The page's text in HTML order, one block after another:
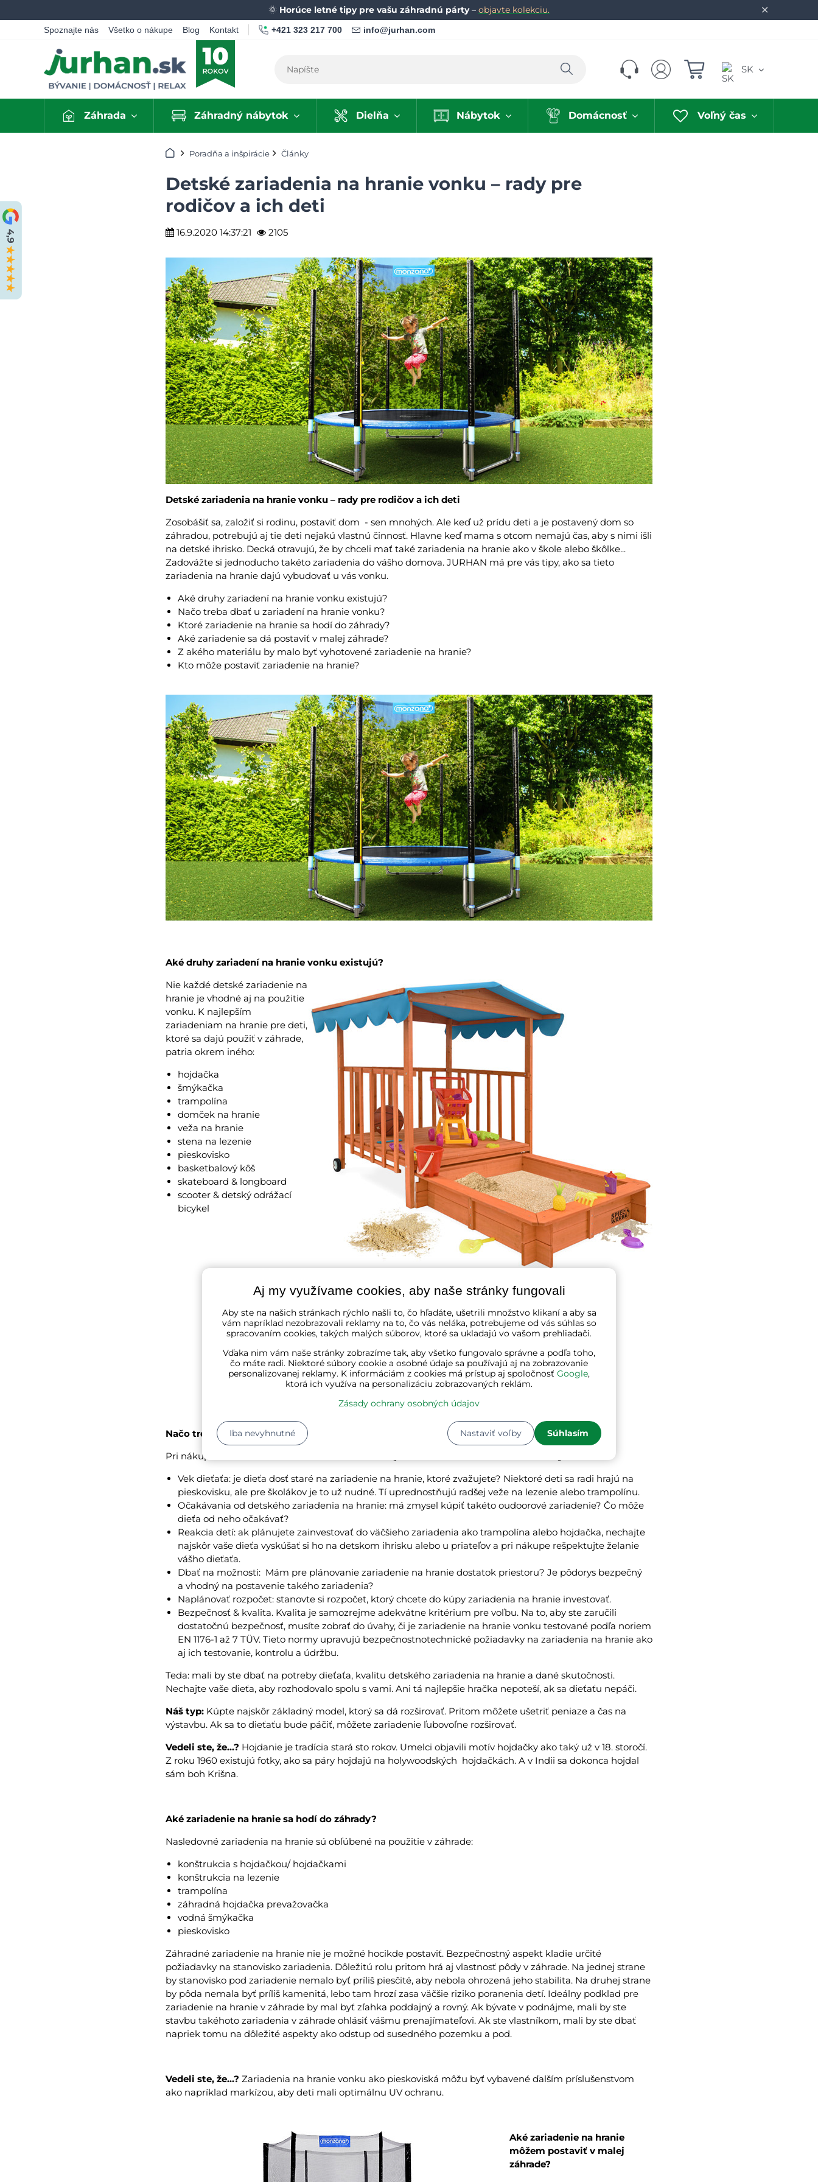
✕
🌞 Horúce letné tipy pre vašu záhradnú párty– objavte kolekciu.
Spoznajte nás Všetko o nákupe Blog Kontakt +421 323 217 700 info@jurhan.com
Hľadať SK
Záhrada Záhradný nábytok Dielňa Nábytok Domácnosť Voľný čas
Úvod Poradňa a inšpirácie Články
Detské zariadenia na hranie vonku – rady pre
rodičov a ich deti
16.9.2020 14:37:21 2105
Detské zariadenia na hranie vonku – rady pre rodičov a ich deti
Zosobášiť sa, založiť si rodinu, postaviť dom - sen mnohých. Ale keď už prídu deti a je postavený dom so
záhradou, potrebujú aj tie deti nejakú vlastnú činnosť. Hlavne keď mama s otcom nemajú čas, aby s nimi išli
na detské ihrisko. Decká otravujú, že by chceli mať také zariadenia na hranie ako v škole alebo škôlke...
Zadovážte si jednoducho takéto zariadenia do vášho domova. JURHAN má pre vás tipy, ako sa tieto
zariadenia na hranie dajú vybudovať u vás vonku.
Aké druhy zariadení na hranie vonku existujú?
Načo treba dbať u zariadení na hranie vonku?
Ktoré zariadenie na hranie sa hodí do záhrady?
Aké zariadenie sa dá postaviť v malej záhrade?
Z akého materiálu by malo byť vyhotovené zariadenie na hranie?
Kto môže postaviť zariadenie na hranie?
Aké druhy zariadení na hranie vonku existujú?
Nie každé detské zariadenie na
hranie je vhodné aj na použitie
vonku. K najlepším
zariadeniam na hranie pre deti,
ktoré sa dajú použiť v záhrade,
patria okrem iného:
hojdačka
šmýkačka
trampolína
domček na hranie
veža na hranie
stena na lezenie
pieskovisko
basketbalový kôš
skateboard & longboard
scooter & detský odrážací
bicykel
Načo treba dbať pri detských zariadeniach na hranie vonku?
Pri nákupe detského zariadenia na hranie vonku by ste mali dbať na nasledovné faktory:
Vek dieťaťa: je dieťa dosť staré na zariadenie na hranie, ktoré zvažujete? Niektoré deti sa radi hrajú na
pieskovisku, ale pre školákov je to už nudné. Tí uprednostňujú radšej veže na lezenie alebo trampolínu.
Očakávania od detského zariadenia na hranie: má zmysel kúpiť takéto oudoorové zariadenie? Čo môže
dieťa od neho očakávať?
Reakcia detí: ak plánujete zainvestovať do väčšieho zariadenia ako trampolína alebo hojdačka, nechajte
najskôr vaše dieťa vyskúšať si ho na detskom ihrisku alebo u priateľov a pri nákupe rešpektujte želanie
vášho dieťaťa.
Dbať na možnosti: Mám pre plánovanie zariadenie na hranie dostatok priestoru? Je pôdorys bezpečný
a vhodný na postavenie takého zariadenia?
Naplánovať rozpočet: stanovte si rozpočet, ktorý chcete do kúpy zariadenia na hranie investovať.
Bezpečnosť & kvalita. Kvalita je samozrejme adekvátne kritérium pre voľbu. Na to, aby ste zaručili
dostatočnú bezpečnosť, musíte zobrať do úvahy, či je zariadenie na hranie vonku testované podľa noriem
EN 1176-1 až 7 TÜV. Tieto normy upravujú bezpečnostnotechnické požiadavky na zariadenia na hranie ako
aj ich testovanie, kontrolu a údržbu.
Teda: mali by ste dbať na potreby dieťaťa, kvalitu detského zariadenia na hranie a dané skutočnosti.
Nechajte vaše dieťa, aby rozhodovalo spolu s vami. Ani tá najlepšie hračka nepoteší, ak sa dieťaťu nepáči.
Náš typ: Kúpte najskôr základný model, ktorý sa dá rozširovať. Pritom môžete ušetriť peniaze a čas na
výstavbu. Ak sa to dieťaťu bude páčiť, môžete zariadenie ľubovoľne rozširovať.
Vedeli ste, že...? Hojdanie je tradícia stará sto rokov. Umelci objavili motív hojdačky ako taký už v 18. storočí.
Z roku 1960 existujú fotky, ako sa páry hojdajú na holywoodských hojdačkách. A v Indii sa dokonca hojdal
sám boh Krišna.
Aké zariadenie na hranie sa hodí do záhrady?
Nasledovné zariadenia na hranie sú obľúbené na použitie v záhrade:
konštrukcia s hojdačkou/ hojdačkami
konštrukcia na lezenie
trampolína
záhradná hojdačka prevažovačka
vodná šmýkačka
pieskovisko
Záhradné zariadenie na hranie nie je možné hocikde postaviť. Bezpečnostný aspekt kladie určité
požiadavky na stanovisko zariadenia. Dôležitú rolu pritom hrá aj vlastnosť pôdy v záhrade. Na jednej strane
by stanovisko pod zariadenie nemalo byť príliš piesčité, aby nebola ohrozená jeho stabilita. Na druhej strane
by pôda nemala byť príliš kamenitá, lebo tam hrozí zasa väčšie riziko poranenia detí. Ideálny podklad pre
zariadenie na hranie v záhrade by mal byť zľahka poddajný a rovný. Ak bývate v podnájme, mali by ste
stavbu takéhoto zariadenia v záhrade ohlásiť vášmu prenajímateľovi. Ak ste vlastníkom, mali by ste dbať
napriek tomu na dôležité aspekty ako odstup od susedného pozemku a pod.
Vedeli ste, že...? Zariadenia na hranie vonku ako pieskoviská môžu byť vybavené ďalším príslušenstvom
ako napríklad markízou, aby deti mali optimálnu UV ochranu.
Aké zariadenie na hranie
môžem postaviť v malej
záhrade?
Aj my využívame cookies, aby naše stránky fungovali
Aby ste na našich stránkach rýchlo našli to, čo hľadáte, ušetrili množstvo klikaní a aby sa
vám napríklad nezobrazovali reklamy na to, čo vás neláka, potrebujeme od vás súhlas so
spracovaním cookies, takých malých súborov, ktoré sa ukladajú vo vašom prehliadači.
Vďaka nim vám naše stránky zobrazíme tak, aby všetko fungovalo správne a podľa toho,
čo máte radi. Niektoré súbory cookie a osobné údaje sa používajú aj na zobrazovanie
personalizovanej reklamy. K informáciám z cookies má prístup aj spoločnosť Google,
ktorá ich využíva na personalizáciu zobrazovaných reklám.
Zásady ochrany osobných údajov
Nastaviť voľby Súhlasím
Iba nevyhnutné